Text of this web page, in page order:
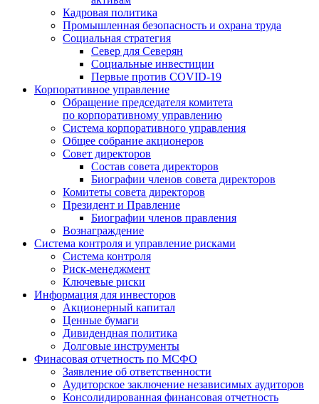
Кадровая политика
Промышленная безопасность и охрана труда
Социальная стратегия
Север для Северян
Социальные инвестиции
Первые против COVID‑19
Корпоративное управление
Обращение председателя комитета
по корпоративному управлению
Система корпоративного управления
Общее собрание акционеров
Совет директоров
Состав совета директоров
Биографии членов совета директоров
Комитеты совета директоров
Президент и Правление
Биографии членов правления
Вознаграждение
Система контроля и управление рисками
Система контроля
Риск-менеджмент
Ключевые риски
Информация для инвесторов
Акционерный капитал
Ценные бумаги
Дивидендная политика
Долговые инструменты
Финасовая отчетность по МСФО
Заявление об ответственности
Аудиторское заключение независимых аудиторов
Консолидированная финансовая отчетность